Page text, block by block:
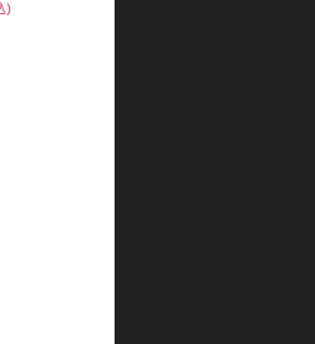
)